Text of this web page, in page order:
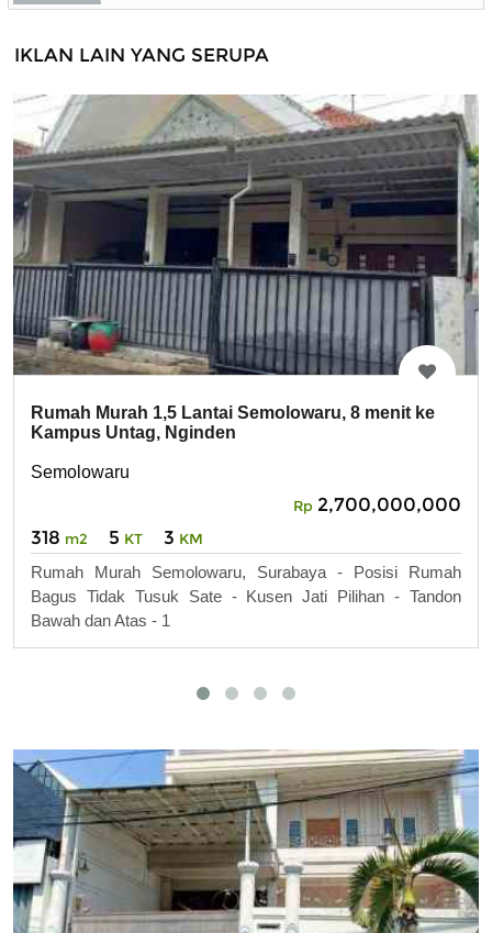
IKLAN LAIN YANG SERUPA
Rumah Murah 1,5 Lantai Semolowaru, 8 menit ke
Kampus Untag, Nginden
Semolowaru
Rp 2,700,000,000
318 m2 5 KT 3 KM
Rumah Murah Semolowaru, Surabaya - Posisi Rumah
Bagus Tidak Tusuk Sate - Kusen Jati Pilihan - Tandon
Bawah dan Atas - 1